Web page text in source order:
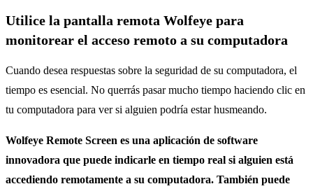
Utilice la pantalla remota Wolfeye para
monitorear el acceso remoto a su computadora
Cuando desea respuestas sobre la seguridad de su computadora, el
tiempo es esencial. No querrás pasar mucho tiempo haciendo clic en
tu computadora para ver si alguien podría estar husmeando.
Wolfeye Remote Screen es una aplicación de software
innovadora que puede indicarle en tiempo real si alguien está
accediendo remotamente a su computadora. También puede